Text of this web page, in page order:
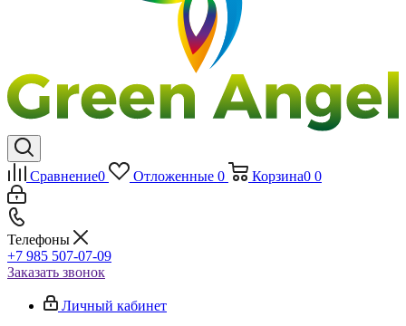
Сравнение0 Отложенные 0 Корзина0 0
Телефоны
+7 985 507-07-09
Заказать звонок
Личный кабинет